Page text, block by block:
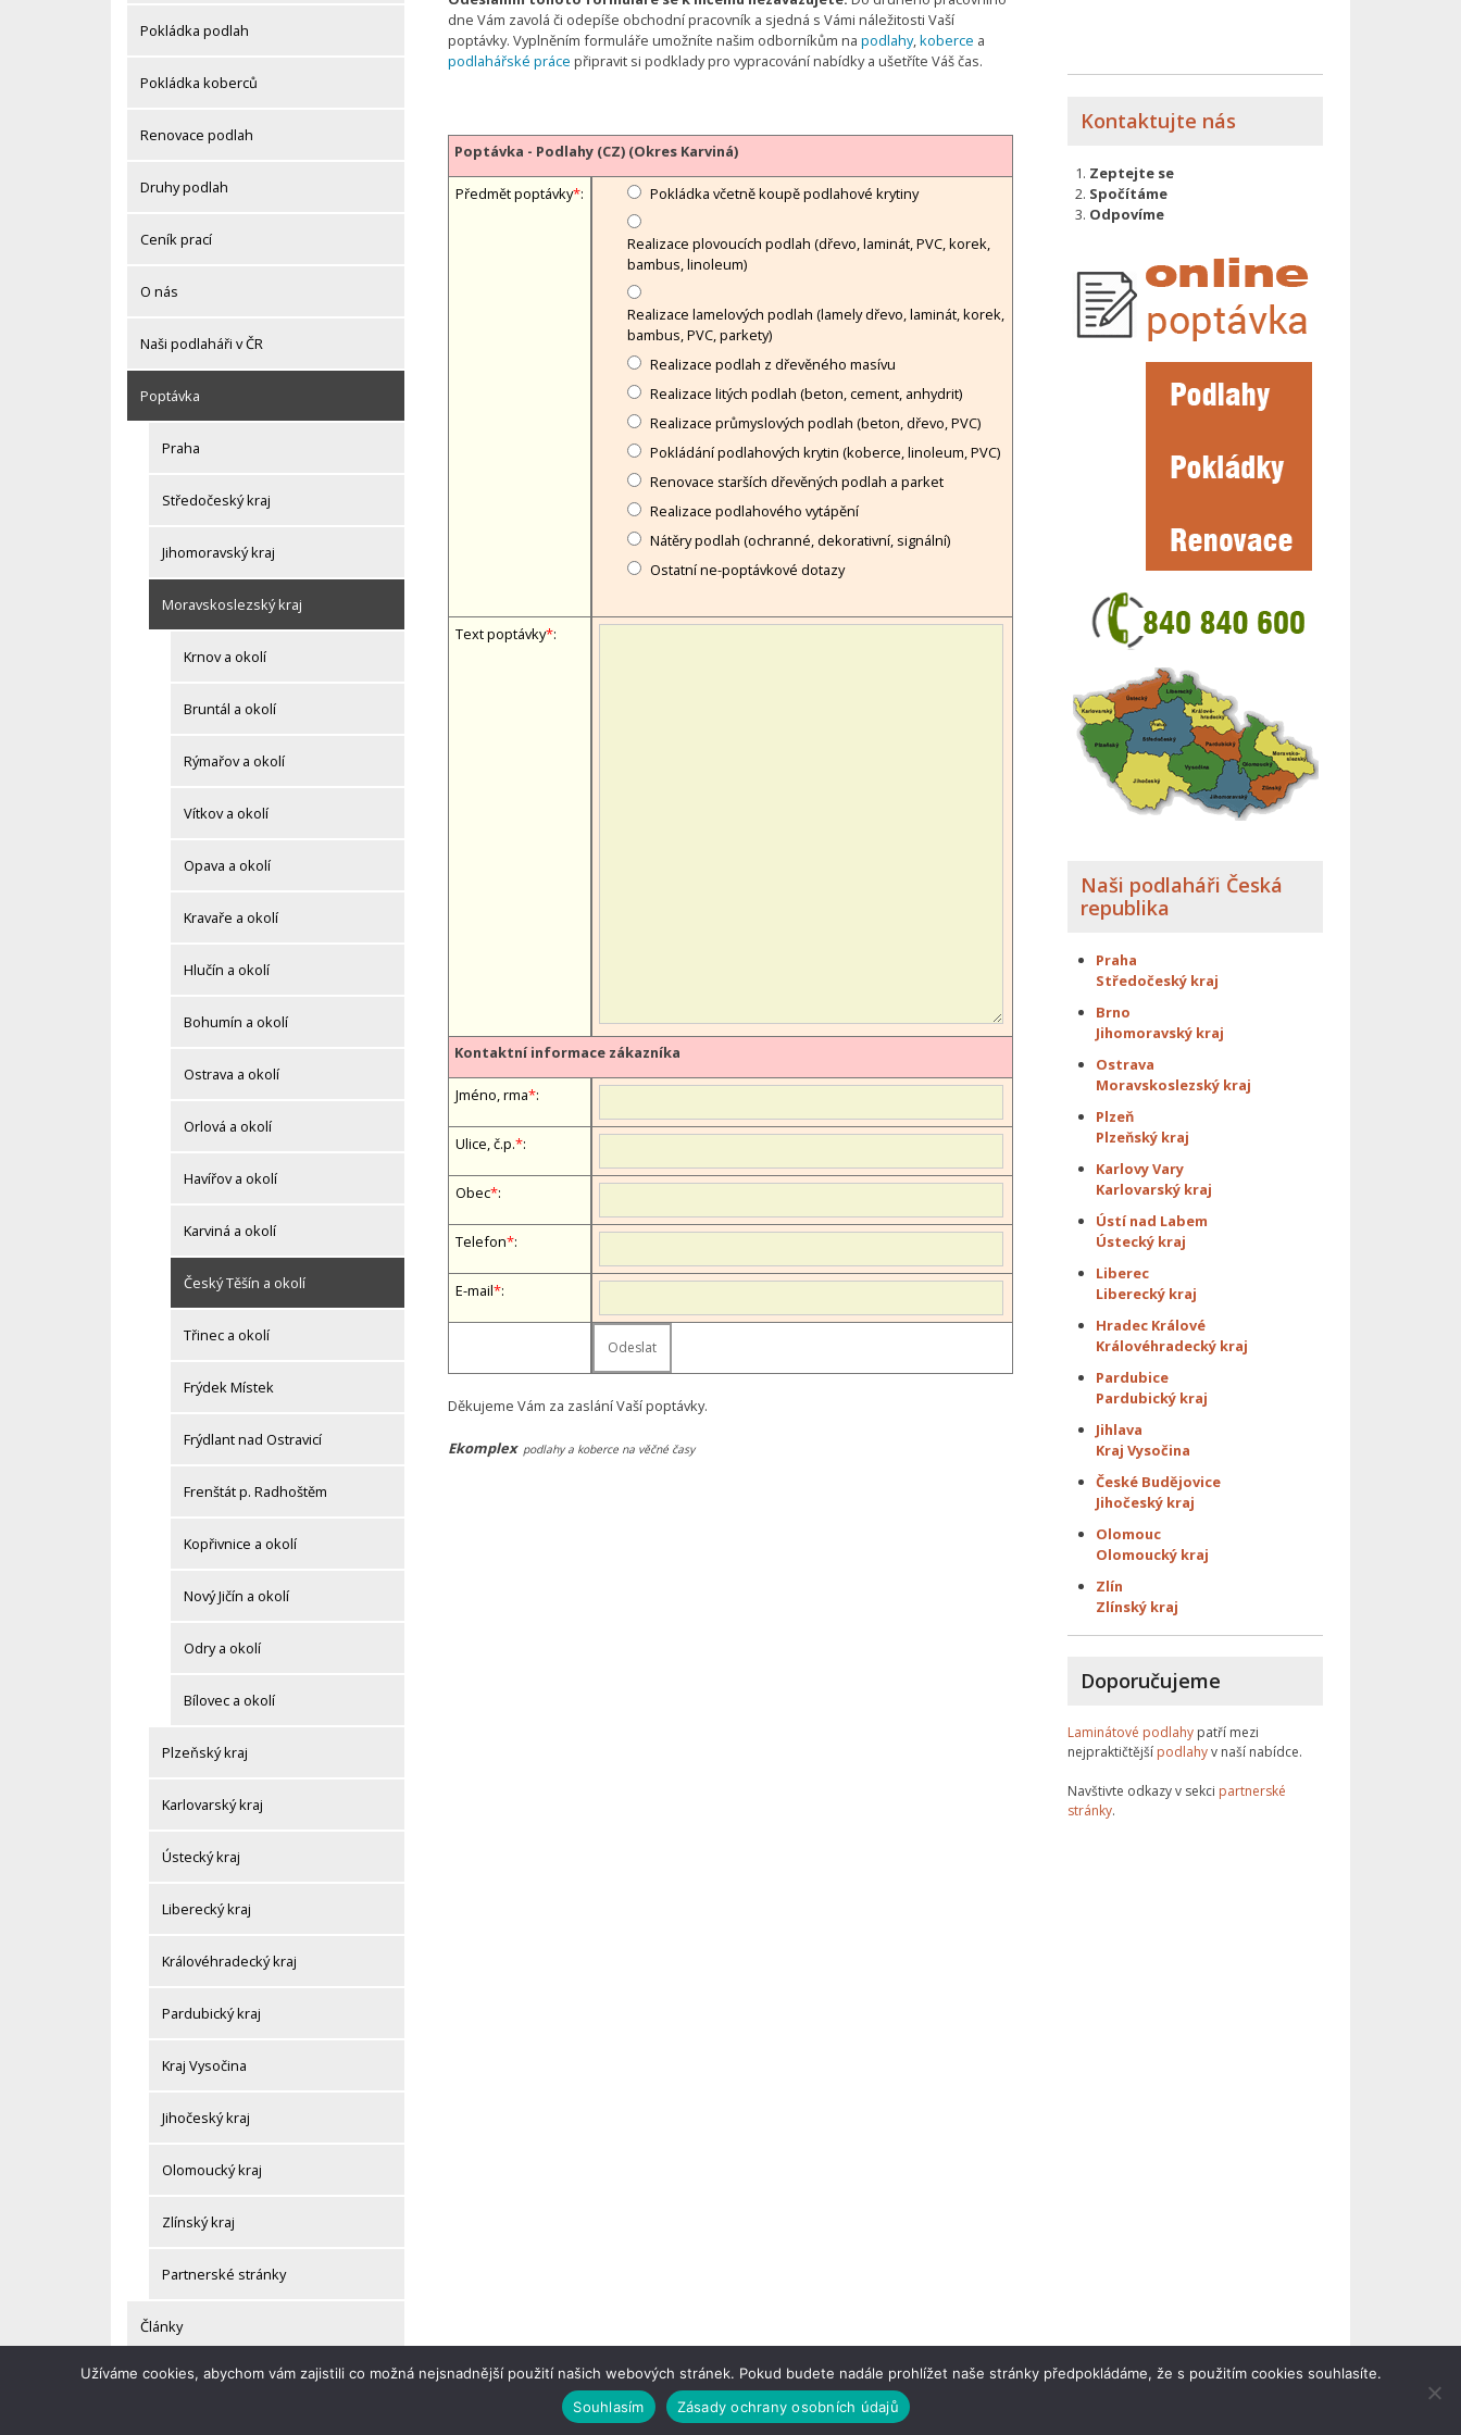
Pokládka podlah
Pokládka koberců
Renovace podlah
Druhy podlah
Ceník prací
O nás
Naši podlaháři v ČR
Poptávka
Praha
Středočeský kraj
Jihomoravský kraj
Moravskoslezský kraj
Krnov a okolí
Bruntál a okolí
Rýmařov a okolí
Vítkov a okolí
Opava a okolí
Kravaře a okolí
Hlučín a okolí
Bohumín a okolí
Ostrava a okolí
Orlová a okolí
Havířov a okolí
Karviná a okolí
Český Těšín a okolí
Třinec a okolí
Frýdek Místek
Frýdlant nad Ostravicí
Frenštát p. Radhoštěm
Kopřivnice a okolí
Nový Jičín a okolí
Odry a okolí
Bílovec a okolí
Plzeňský kraj
Karlovarský kraj
Ústecký kraj
Liberecký kraj
Královéhradecký kraj
Pardubický kraj
Kraj Vysočina
Jihočeský kraj
Olomoucký kraj
Zlínský kraj
Partnerské stránky
Články
dne Vám zavolá či odepíše obchodní pracovník a sjedná s Vámi náležitosti Vaší
poptávky. Vyplněním formuláře umožníte našim odborníkům na podlahy,koberce a
podlahářské práce připravit si podklady pro vypracování nabídky a ušetříte Váš čas.
Poptávka - Podlahy (CZ) (Okres Karviná)
Předmět poptávky*: Pokládka včetně koupě podlahové krytiny
Realizace plovoucích podlah (dřevo, laminát, PVC, korek,
bambus, linoleum)
Realizace lamelových podlah (lamely dřevo, laminát, korek,
bambus, PVC, parkety)
Realizace podlah z dřevěného masívu
Realizace litých podlah (beton, cement, anhydrit)
Realizace průmyslových podlah (beton, dřevo, PVC)
Pokládání podlahových krytin (koberce, linoleum, PVC)
Renovace starších dřevěných podlah a parket
Realizace podlahového vytápění
Nátěry podlah (ochranné, dekorativní, signální)
Ostatní ne-poptávkové dotazy
Text poptávky*:
Kontaktní informace zákazníka
Jméno, firma*:
Ulice, č.p.*:
Obec*:
Telefon*:
E-mail*:
Děkujeme Vám za zaslání Vaší poptávky.
Ekomplex podlahy a koberce na věčné časy
Kontaktujte nás
Zeptejte se
Spočítáme
Odpovíme
Naši podlaháři Česká
republika
Praha
Středočeský kraj
Brno
Jihomoravský kraj
Ostrava
Moravskoslezský kraj
Plzeň
Plzeňský kraj
Karlovy Vary
Karlovarský kraj
Ústí nad Labem
Ústecký kraj
Liberec
Liberecký kraj
Hradec Králové
Královéhradecký kraj
Pardubice
Pardubický kraj
Jihlava
Kraj Vysočina
České Budějovice
Jihočeský kraj
Olomouc
Olomoucký kraj
Zlín
Zlínský kraj
Doporučujeme
Laminátové podlahy patří mezi
nejpraktičtější podlahyv naší nabídce.
Navštivte odkazy v sekci partnerské
stránky.
Copyright © 2018 | Dope Theme
Užíváme cookies, abychom vám zajistili co možná nejsnadnější použití našich webových stránek. Pokud budete nadále prohlížet naše stránky předpokládáme, že s použitím cookies souhlasíte.
Souhlasím
Zásady ochrany osobních údajů